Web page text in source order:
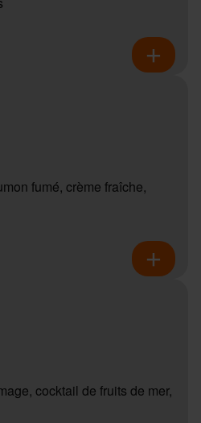
fumé, crème fraîche,
cocktail de fruits de mer,